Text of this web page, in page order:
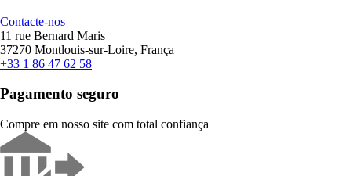
Contacte-nos
11 rue Bernard Maris
37270 Montlouis-sur-Loire, França
+33 1 86 47 62 58
Pagamento seguro
Compre em nosso site com total confiança